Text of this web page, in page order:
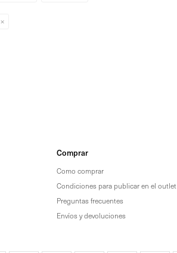
Comprar
Como comprar
Condiciones para publicar en el outlet
Preguntas frecuentes
Envíos y devoluciones